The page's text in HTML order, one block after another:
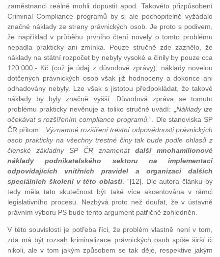
zaměstnanci reálně mohli dopustit apod. Takovéto přizpůsobení
Criminal Compliance programů by si ale pochopitelně vyžádalo
značné náklady ze strany právnických osob. Je proto s podivem,
že například v průběhu prvního čtení novely o tomto problému
nepadla prakticky ani zmínka. Pouze stručně zde zaznělo, že
náklady na státní rozpočet by nebyly vysoké a činily by pouze cca
120.000,- Kč (což je údaj z důvodové zprávy); náklady novelou
dotčených právnických osob však již hodnoceny a dokonce ani
odhadovány nebyly. Lze však s jistotou předpokládat, že takové
náklady by byly značně vyšší. Důvodová zpráva se tomuto
problému prakticky nevěnuje a toliko stručně uvádí: „ Náklady lze
očekávat s rozšířením compliance programů. “. Dle stanoviska SP
ČR přitom: „ Významné rozšíření trestní odpovědnosti právnických
osob prakticky na všechny trestné činy tak bude podle ohlasů z
členské základny SP ČR znamenat další mnohamilionové
náklady podnikatelského sektoru na implementaci
odpovídajících vnitřních pravidel a organizaci dalších
speciálních školení v této oblasti . “[12]. Dle autora článku by
tedy měla tato skutečnost být také více akcentována v rámci
legislativního procesu. Nezbývá proto než doufat, že v ústavně
právním výboru PS bude tento argument patřičně zohledněn.
V této souvislosti je potřeba říci, že problém vlastně není v tom,
zda má být rozsah kriminalizace právnických osob spíše širší či
nikoli, ale v tom jakým způsobem se tak děje, respektive jakým